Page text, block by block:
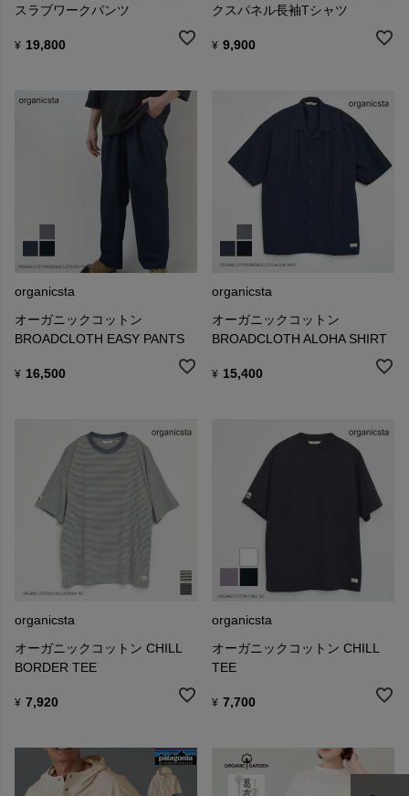
スラブワークパンツ
¥ 19,800
クスパネル長袖Tシャツ
¥ 9,900
organicsta
オーガニックコットン
BROADCLOTH EASY PANTS
¥ 16,500
organicsta
オーガニックコットン
BROADCLOTH ALOHA SHIRT
¥ 15,400
organicsta
オーガニックコットン CHILL
BORDER TEE
¥ 7,920
organicsta
オーガニックコットン CHILL
TEE
¥ 7,700